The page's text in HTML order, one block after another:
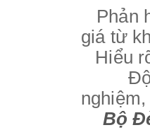
Phản
giá từ
Hiểu
Bộ